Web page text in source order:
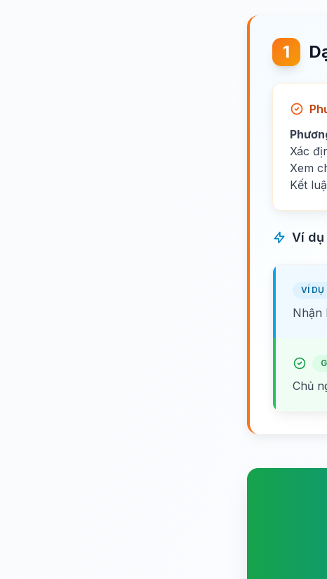
1
Xác
Xem
Kết
Ví dụ
VÍ DỤ
Nhận
Chủ